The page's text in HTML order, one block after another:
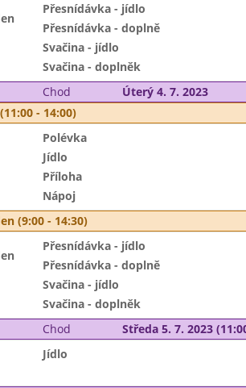
Přesnídávka - jídlo
Přesnídávka - doplně
Svačina - jídlo
Svačina - doplněk
Chod Úterý 4. 7. 2023
- 14:00)
Polévka
Jídlo
Příloha
Nápoj
(9:00 - 14:30)
Přesnídávka - jídlo
Přesnídávka - doplně
Svačina - jídlo
Svačina - doplněk
Chod Středa 5. 7. 2023
Jídlo